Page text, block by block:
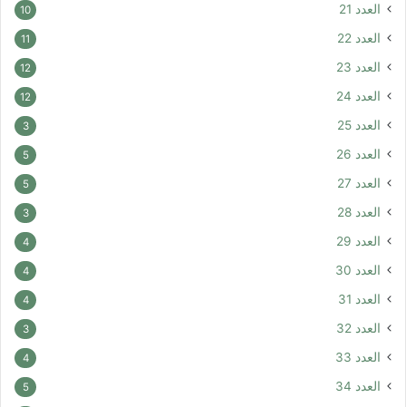
العدد 21 10
العدد 22 11
العدد 23 12
العدد 24 12
العدد 25 3
العدد 26 5
العدد 27 5
العدد 28 3
العدد 29 4
العدد 30 4
العدد 31 4
العدد 32 3
العدد 33 4
العدد 34 5